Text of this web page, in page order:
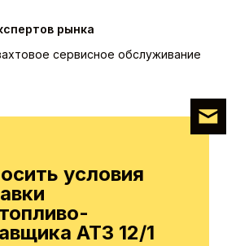
рынка
сервисное обслуживание
условия
АТЗ 12/1